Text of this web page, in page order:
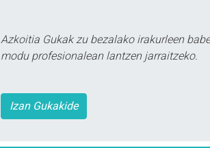
Azkoitia Gukak zu bezalako irakurleen
modu profesionalean lantzen jarraitzeko.
Izan Gukakide